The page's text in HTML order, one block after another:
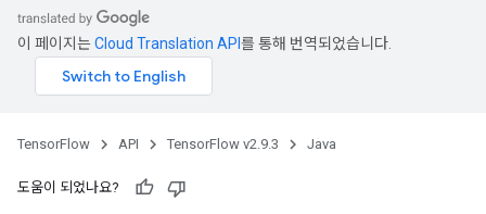
이 페이지는Cloud Translation API 를 통해 번역되었습니다.
TensorFlow API TensorFlow v2.9.3 Java
도움이 되었나요?